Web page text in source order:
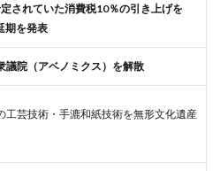
されていた消費税10％の引き上げを
期を発表
議院（アベノミクス）を解散
工芸技術・手漉和紙技術を無形文化遺産